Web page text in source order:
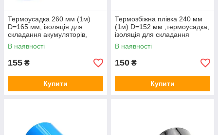
Термоусадка 260 мм (1м)
D=165 мм, ізоляція для
складання акумуляторів,
термозбіжна плівка
В наявності
155 ₴
Купити
Термозбіжна плівка 240 мм
(1м) D=152 мм ,термоусадка,
ізоляція для складання
акумуляторів
В наявності
150 ₴
Купити